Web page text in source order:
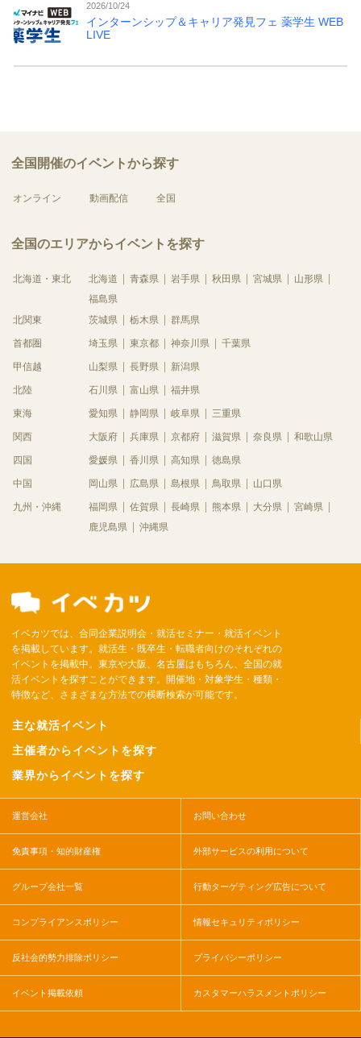
2026/10/24
インターンシップ＆キャリア発見フェ 薬学生 WEB
LIVE
全国開催のイベントから探す
オンライン 動画配信 全国
全国のエリアからイベントを探す
北海道・東北 北海道 青森県 岩手県 秋田県 宮城県
山形県
福島県
北関東
茨城県 栃木県 群馬県
首都圏 埼玉県 東京都 神奈川県 千葉県
甲信越 山梨県 長野県 新潟県
北陸 石川県 富山県 福井県
東海 愛知県 静岡県 岐阜県 三重県
関西 大阪府 兵庫県 京都府 滋賀県 奈良県 和歌山県
四国 愛媛県 香川県 高知県 徳島県
中国 岡山県 広島県 島根県 鳥取県 山口県
九州・沖縄 福岡県 佐賀県 長崎県 熊本県 大分県
宮崎県
鹿児島県
沖縄県
イベカツでは、合同企業説明会・就活セミナー・就活イベント
を掲載しています。就活生・既卒生・転職者向けのそれぞれの
イベントを掲載中。東京や大阪、名古屋はもちろん、全国の就
活イベントを探すことができます。開催地・対象学生・種類・
特徴など、さまざまな方法での横断検索が可能です。
主な就活イベント
主催者からイベントを探す
業界からイベントを探す
運営会社 お問い合わせ
免責事項・知的財産権 外部サービスの利用について
グループ会社一覧 行動ターゲティング広告について
コンプライアンスポリシー 情報セキュリティポリシー
反社会的勢力排除ポリシー プライバシーポリシー
イベント掲載依頼 カスタマーハラスメントポリシー